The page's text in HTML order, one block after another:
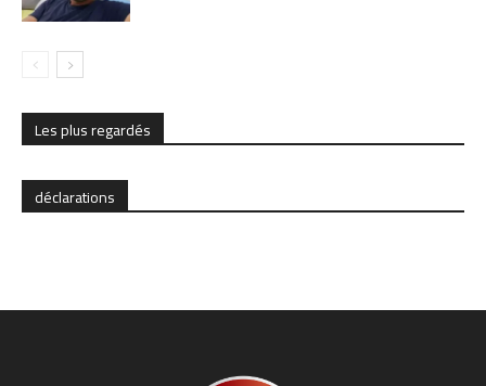
Les plus regardés
déclarations